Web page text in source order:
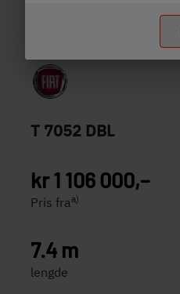
T 7052 DBL
kr 1 106 000,–
Pris fra a)
7.4 m
lengde